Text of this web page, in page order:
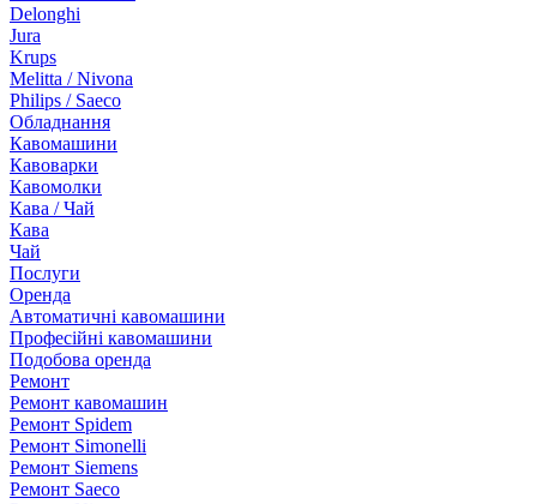
Delonghi
Jura
Krups
Melitta / Nivona
Philips / Saeco
Обладнання
Кавомашини
Кавоварки
Кавомолки
Кава / Чай
Кава
Чай
Послуги
Оренда
Автоматичні кавомашини
Професійні кавомашини
Подобова оренда
Ремонт
Ремонт кавомашин
Ремонт Spidem
Ремонт Simonelli
Ремонт Siemens
Ремонт Saeco